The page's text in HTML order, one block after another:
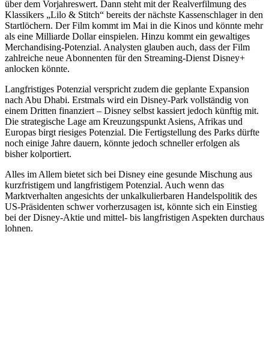
über dem Vorjahreswert. Dann steht mit der Realverfilmung des
Klassikers „Lilo & Stitch“ bereits der nächste Kassenschlager in den
Startlöchern. Der Film kommt im Mai in die Kinos und könnte mehr
als eine Milliarde Dollar einspielen. Hinzu kommt ein gewaltiges
Merchandising-Potenzial. Analysten glauben auch, dass der Film
zahlreiche neue Abonnenten für den Streaming-Dienst Disney+
anlocken könnte.
Langfristiges Potenzial verspricht zudem die geplante Expansion
nach Abu Dhabi. Erstmals wird ein Disney-Park vollständig von
einem Dritten finanziert – Disney selbst kassiert jedoch künftig mit.
Die strategische Lage am Kreuzungspunkt Asiens, Afrikas und
Europas birgt riesiges Potenzial. Die Fertigstellung des Parks dürfte
noch einige Jahre dauern, könnte jedoch schneller erfolgen als
bisher kolportiert.
Alles im Allem bietet sich bei Disney eine gesunde Mischung aus
kurzfristigem und langfristigem Potenzial. Auch wenn das
Marktverhalten angesichts der unkalkulierbaren Handelspolitik des
US-Präsidenten schwer vorherzusagen ist, könnte sich ein Einstieg
bei der Disney-Aktie und mittel- bis langfristigen Aspekten durchaus
lohnen.